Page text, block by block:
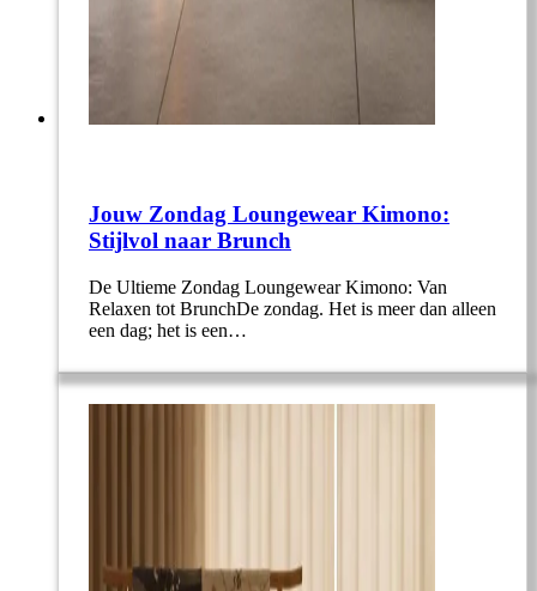
Jouw Zondag Loungewear Kimono:
Stijlvol naar Brunch
De Ultieme Zondag Loungewear Kimono: Van
Relaxen tot BrunchDe zondag. Het is meer dan alleen
een dag; het is een…